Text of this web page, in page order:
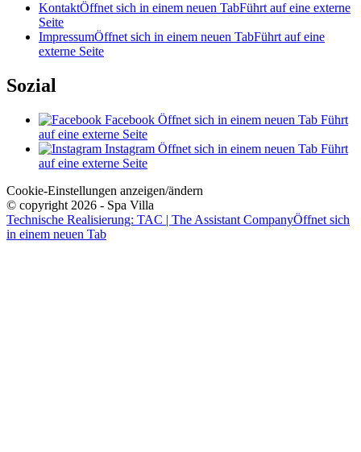
KontaktÖffnet sich in einem neuen TabFührt auf eine externe
Seite
ImpressumÖffnet sich in einem neuen TabFührt auf eine
externe Seite
Sozial
Facebook Öffnet sich in einem neuen Tab Führt
auf eine externe Seite
Instagram Öffnet sich in einem neuen Tab Führt
auf eine externe Seite
Cookie-Einstellungen anzeigen/ändern
© copyright 2026 - Spa Villa
Technische Realisierung: TAC | The Assistant CompanyÖffnet sich
in einem neuen Tab